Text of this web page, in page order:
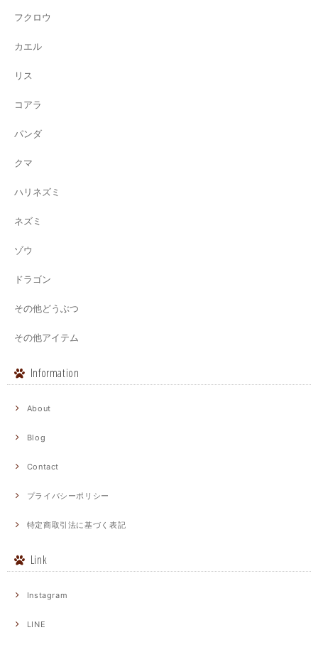
フクロウ
カエル
リス
コアラ
パンダ
クマ
ハリネズミ
ネズミ
ゾウ
ドラゴン
その他どうぶつ
その他アイテム
Information
About
Blog
Contact
プライバシーポリシー
特定商取引法に基づく表記
Link
Instagram
LINE